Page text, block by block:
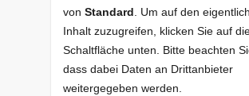
von Standard . Um auf den
Inhalt zuzugreifen, klicken Sie auf
Schaltfläche unten. Bitte beachten
dass dabei Daten an Drittanbieter
weitergegeben werden.